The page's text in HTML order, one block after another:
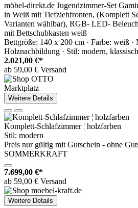
möbel-direkt.de Jugendzimmer-Set
in Weiß mit Tiefziehfronten, (Komplett
Varianten wählbar), RGB- LED-
mit Bettschubkasten weiß
Bettgröße: 140 x 200 cm · Farbe: weiß ·
Holznachbildung · Stil: modern,
2.021,00 €*
ab 59,00 € Versand
Marktplatz
Weitere Details
Komplett-Schlafzimmer ¦ holzfarben
Stil: modern
Preis nur gültig mit Gutschein - ohne
SOMMERKRAFT
7.699,00 €*
ab 59,00 € Versand
Weitere Details